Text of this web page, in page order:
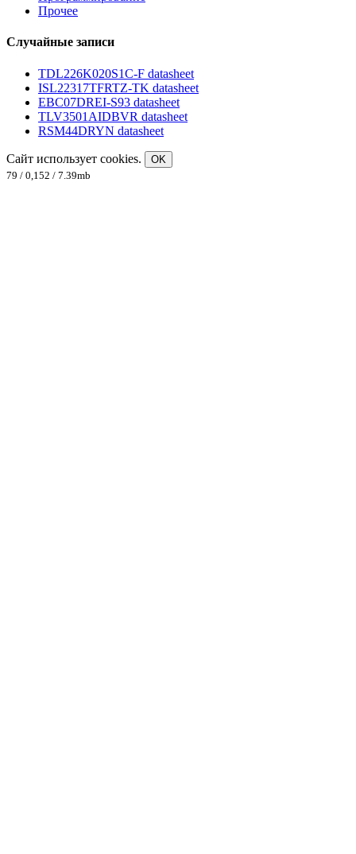
Прочее
Случайные записи
TDL226K020S1C-F datasheet
ISL22317TFRTZ-TK datasheet
EBC07DREI-S93 datasheet
TLV3501AIDBVR datasheet
RSM44DRYN datasheet
Сайт использует cookies.
OK
79 / 0,152 / 7.39mb